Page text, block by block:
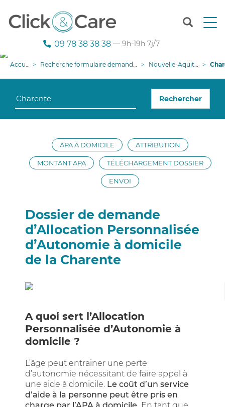
T
l
n
a
i
g
o
09 78 38 38 38 — 9h-19h 7j/7
Accueil Recherche formulaire demande APA Nouvelle-Aquitaine
Rechercher
APA À DOMICILE ATTRIBUTION
MONTANT APA TÉLÉCHARGEMENT DOSSIER
ENVOI
Dossier de demande
d’Allocation Personnalisée
d’Autonomie à domicile
de la Charente
A quoi sert l’Allocation
Personnalisée d’Autonomie à
domicile ?
L’âge peut entrainer une perte
d’autonomie nécessitant de faire appel à
une aide à domicile. Le coût d’un service
d’aide à la personne peut être pris en